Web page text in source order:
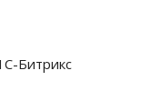
Битрикс